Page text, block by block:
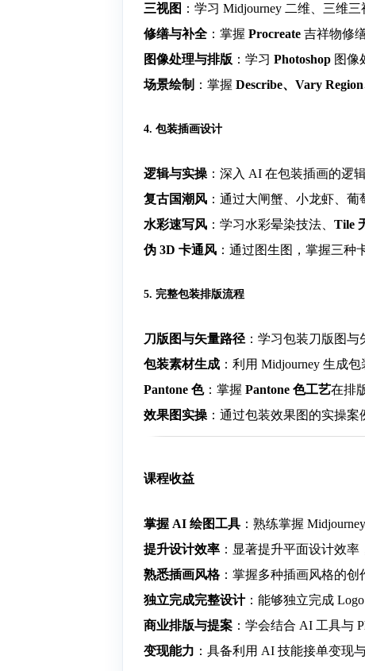
三视图 ：学习 Midjourney 二维、三维
修缮与补全 ：掌握 Procreate 吉祥物修
图像处理与排版 ：学习 Photoshop 图像
场景绘制 ：掌握 Describe、Vary
4. 包装插画设计
逻辑与实操 ：深入 AI 在包装插画的逻
复古国潮风 ：通过大闸蟹、小龙虾、
水彩速写风 ：学习水彩晕染技法、 Tile
伪 3D 卡通风 ：通过图生图，掌握三种
5. 完整包装排版流程
刀版图与矢量路径 ：学习包装刀版图
包装素材生成 ：利用 Midjourney 生成
Pantone 色：掌握 Pantone 色工艺在排
效果图实操 ：通过包装效果图的实操
课程收益
掌握 AI 绘图工具 ：熟练掌握
提升设计效率 ：显著提升平面设计效
熟悉插画风格：掌握多种插画风格的创
独立完成完整设计：能够独立完成
商业排版与提案 ：学会结合 AI 工具与
变现能力 ：具备利用 AI 技能接单变现